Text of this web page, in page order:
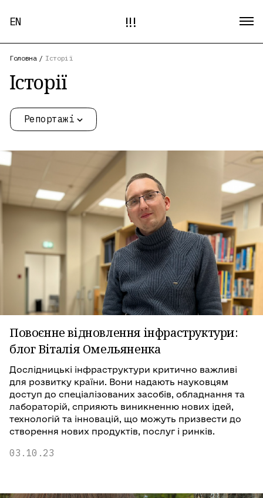
EN !!!
Головна / Історії
Історії
Репортажі
Повоєнне відновлення інфраструктури:
блог Віталія Омельяненка
Дослідницькі інфраструктури критично важливі
для розвитку країни. Вони надають науковцям
доступ до спеціалізованих засобів, обладнання та
лабораторій, сприяють виникненню нових ідей,
технологій та інновацій, що можуть призвести до
створення нових продуктів, послуг і ринків.
03.10.23